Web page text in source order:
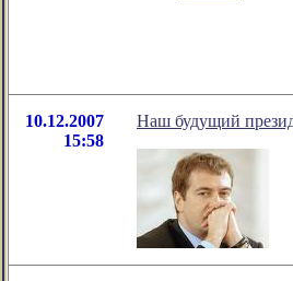
10.12.2007
15:58
Наш будущий